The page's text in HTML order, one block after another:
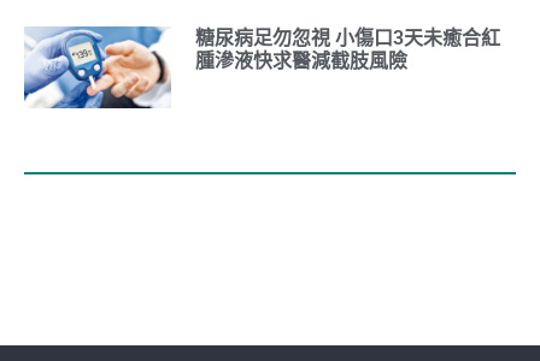
糖尿病足勿忽視 小傷口3天未癒合紅
腫滲液快求醫減截肢風險